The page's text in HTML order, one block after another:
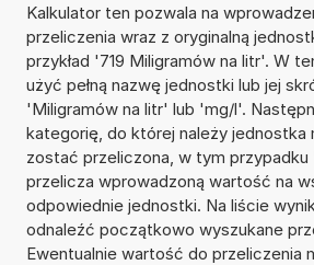
Kalkulator ten pozwala na
przeliczenia wraz z oryginalną
przykład '719 Miligramów na litr'. W
użyć pełną nazwę jednostki lub jej
'Miligramów na litr' lub 'mg/l'.
kategorię, do której należy jednostka
zostać przeliczona, w tym
przelicza wprowadzoną wartość na
odpowiednie jednostki. Na liście
odnaleźć początkowo wyszukane
Ewentualnie wartość do przeliczenia